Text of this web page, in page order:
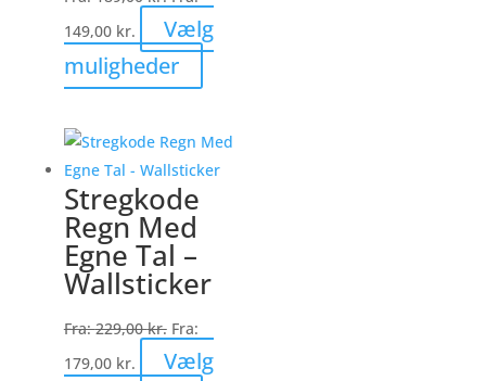
149,00 kr.
Vælg
muligheder
vare
flere
varianter.
på
Stregkode
Regn Med
Egne Tal –
Wallsticker
Fra:229,00kr. Fra:
179,00 kr.
Vælg